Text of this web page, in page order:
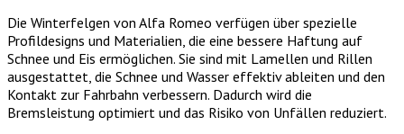
Die Winterfelgen von Alfa Romeo verfügen über spezielle
Profildesigns und Materialien, die eine bessere Haftung auf
Schnee und Eis ermöglichen. Sie sind mit Lamellen und Rillen
ausgestattet, die Schnee und Wasser effektiv ableiten und den
Kontakt zur Fahrbahn verbessern. Dadurch wird die
Bremsleistung optimiert und das Risiko von Unfällen reduziert.